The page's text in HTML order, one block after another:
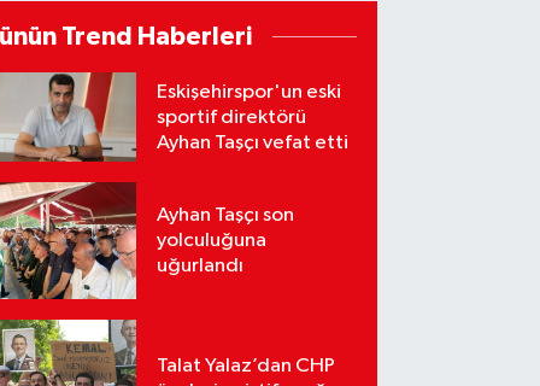
Trend Haberleri
Eskişehirspor'un eski
sportif direktörü
Ayhan Taşçı vefat etti
Ayhan Taşçı son
yolculuğuna
uğurlandı
Talat Yalaz’dan CHP